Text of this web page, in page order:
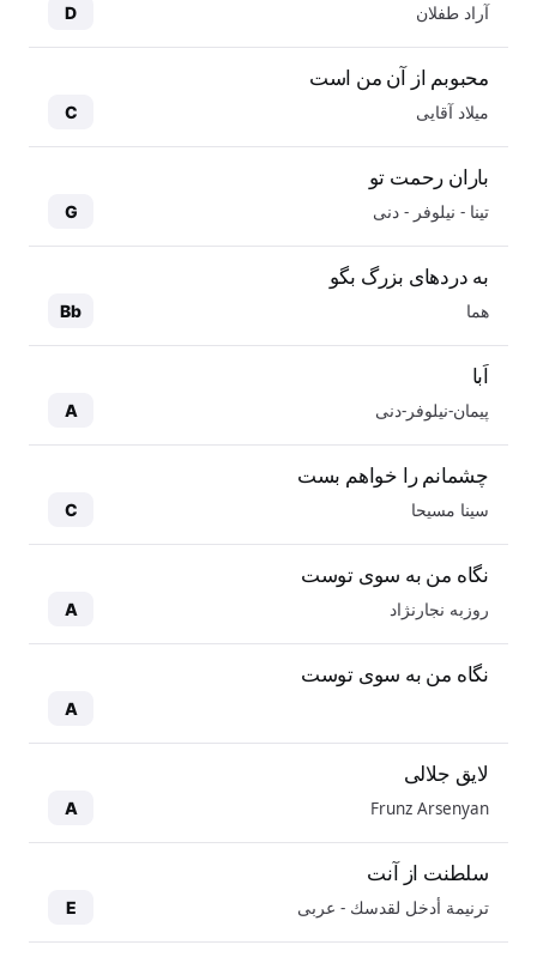
آراد طفلان D
محبوبم از آن من است
میلاد آقایی C
باران رحمت تو
تینا - نیلوفر - دنی G
به دردهای بزرگ بگو
هما Bb
اَبا
پیمان-نیلوفر-دنی A
چشمانم را خواهم بست
سینا مسیحا C
نگاه من به سوی توست
روزبه نجارنژاد A
نگاه من به سوی توست
A
لایق جلالی
Frunz Arsenyan
A
سلطنت از آنت
ترنيمة أدخل لقدسك - عربی E